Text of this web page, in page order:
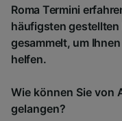
Roma Termini
häufigsten gestellten
gesammelt, um
helfen.
Wie können Sie von
gelangen?